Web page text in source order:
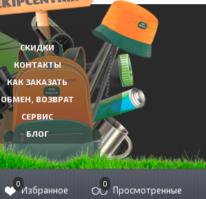
© Экипировочный центр Сколково, 2010-2021
СКИДКИ
КОНТАКТЫ
КАК ЗАКАЗАТЬ
ОБМЕН, ВОЗВРАТ
СЕРВИС
БЛОГ
0
Избранное
0
Просмотренные